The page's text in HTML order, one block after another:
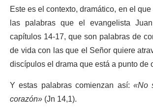
Este es el contexto, dramático, en el
las palabras que el evangelista
capítulos 14-17, que son palabras de
de vida con las que el Señor quiere
discípulos el drama que está a punto de
Y estas palabras comienzan así: «No
corazón»(Jn 14,1).